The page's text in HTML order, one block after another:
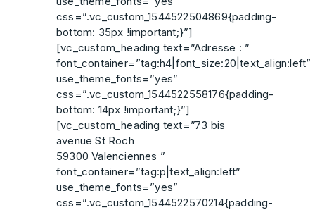
css=”.vc_custom_1544522504869{padding-
bottom: 35px !important;}”]
[vc_custom_heading text=”Adresse : ”
font_container=”tag:h4|font_size:20|text_align:left”
use_theme_fonts=”yes”
css=”.vc_custom_1544522558176{padding-
bottom: 14px !important;}”]
[vc_custom_heading text=”73 bis
avenue St Roch
59300 Valenciennes ”
font_container=”tag:p|text_align:left”
use_theme_fonts=”yes”
css=”.vc_custom_1544522570214{padding-